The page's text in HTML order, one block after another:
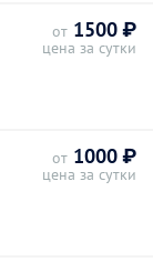
от 1500 ₽
цена за сутки
от 1000 ₽
цена за сутки